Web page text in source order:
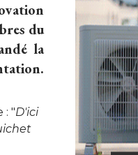
du
la
: "D'ici